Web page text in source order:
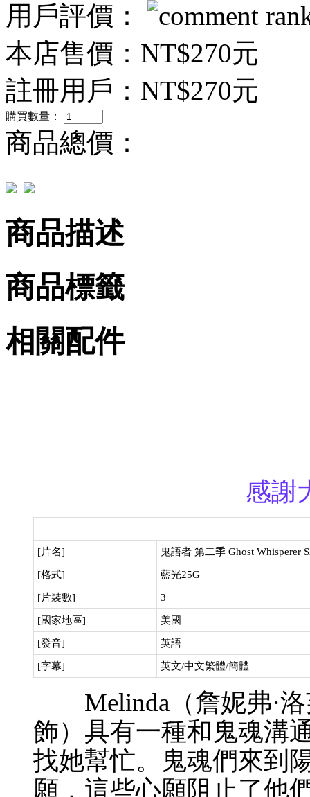
用戶評價：
本店售價： NT$270元
註冊用戶： NT$270元
購買數量：
商品總價：
商品描述
商品標籤
相關配件
感謝
[片名] 鬼語者 第二季 Ghost Whisperer
[格式] 藍光25G
[片裝數] 3
[國家地區] 美國
[發音] 英語
[字幕] 英文/中文繁體/簡體
Melinda（詹妮弗·洛
飾）具有一種和鬼魂溝
找她幫忙。鬼魂們來到
願，這些心願阻止了他